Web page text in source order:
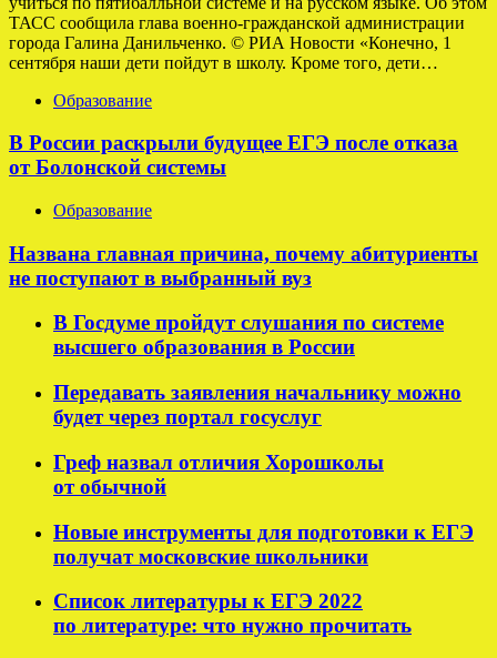
ТАСС сообщила глава военно-гражданской администрации
города Галина Данильченко. © РИА Новости «Конечно, 1
сентября наши дети пойдут в школу. Кроме того, дети…
Образование
В России раскрыли будущее ЕГЭ после отказа
от Болонской системы
Образование
Названа главная причина, почему абитуриенты
не поступают в выбранный вуз
В Госдуме пройдут слушания по системе
высшего образования в России
Передавать заявления начальнику можно
будет через портал госуслуг
Греф назвал отличия Хорошколы
от обычной
Новые инструменты для подготовки к ЕГЭ
получат московские школьники
Список литературы к ЕГЭ 2022
по литературе: что нужно прочитать